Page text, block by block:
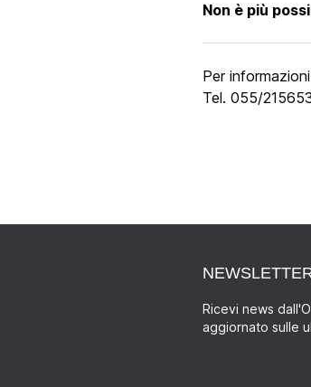
Non è più
Per
Tel. 055/
Ricevi news
aggiornato sulle